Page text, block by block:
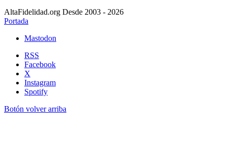
AltaFidelidad.org Desde 2003 - 2026
Portada
Mastodon
RSS
Facebook
X
Instagram
Spotify
Botón volver arriba